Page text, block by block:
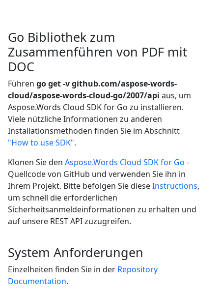
Go Bibliothek zum
Zusammenführen von PDF mit
DOC
Führen go get -v github.com/aspose-words-
cloud/aspose-words-cloud-go/2007/api aus, um
Aspose.Words Cloud SDK for Go zu installieren.
Viele nützliche Informationen zu anderen
Installationsmethoden finden Sie im Abschnitt
"How to use SDK".
Klonen Sie den Aspose.Words Cloud SDK for Go -
Quellcode von GitHub und verwenden Sie ihn in
Ihrem Projekt. Bitte befolgen Sie dieseInstructions,
um schnell die erforderlichen
Sicherheitsanmeldeinformationen zu erhalten und
auf unsere REST API zuzugreifen.
System Anforderungen
Einzelheiten finden Sie in der Repository
Documentation.